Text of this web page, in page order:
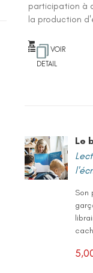
participation à
la production
VOIR
DETAIL
Le
Son